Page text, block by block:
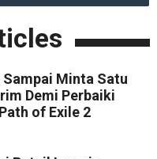
Sampai Minta Satu
Demi Perbaiki
of Exile 2